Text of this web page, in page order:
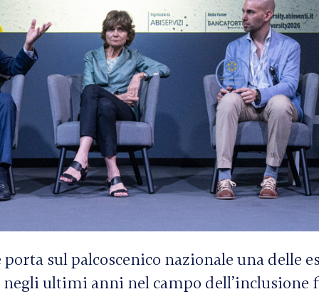
sul palcoscenico nazionale una delle
ultimi anni nel campo dell’inclusione